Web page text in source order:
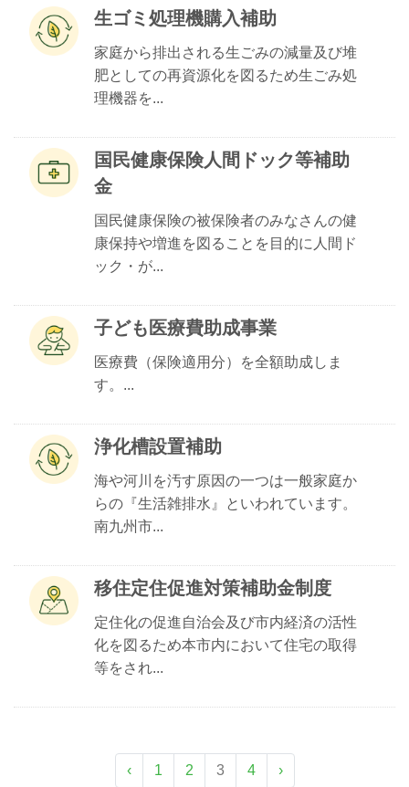
生ゴミ処理機購入補助
家庭から排出される生ごみの減量及び堆
肥としての再資源化を図るため生ごみ処
理機器を...
国民健康保険人間ドック等補助
金
国民健康保険の被保険者のみなさんの健
康保持や増進を図ることを目的に人間ド
ック・が...
子ども医療費助成事業
医療費（保険適用分）を全額助成しま
す。...
浄化槽設置補助
海や河川を汚す原因の一つは一般家庭か
らの『生活雑排水』といわれています。
南九州市...
移住定住促進対策補助金制度
定住化の促進自治会及び市内経済の活性
化を図るため本市内において住宅の取得
等をされ...
‹ 1 2 3 4 ›